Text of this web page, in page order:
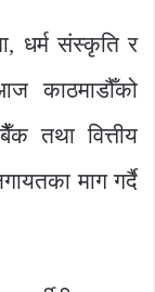
धर्म संस्कृति र
काठमाडौँको
तथा वित्तीय
माग गर्दै